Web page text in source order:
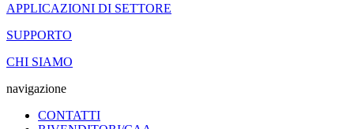
APPLICAZIONI DI SETTORE
SUPPORTO
CHI SIAMO
navigazione
CONTATTI